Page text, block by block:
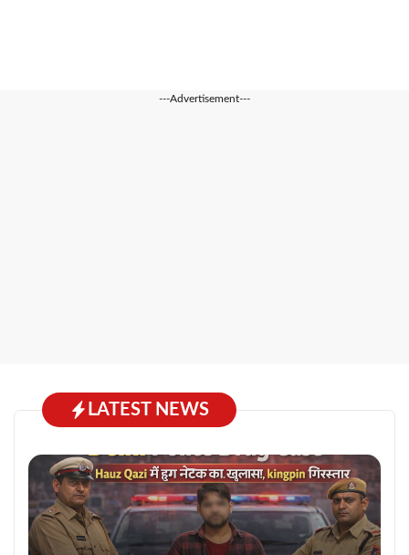
---Advertisement---
LATEST NEWS